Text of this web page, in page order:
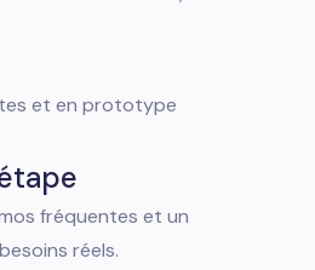
et en prototype
fréquentes et un
réels.